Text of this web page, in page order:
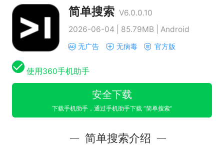
简单搜索 V6.0.0.10
2026-06-04 | 85.79MB | Android
无广告 无病毒 官方版
使用360手机助手
安全下载
下载手机助手，通过手机助手下载 “简单搜索”
简单搜索介绍